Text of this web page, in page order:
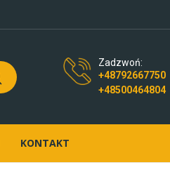
Zadzwoń:
+48792667750
+48500464804
KONTAKT